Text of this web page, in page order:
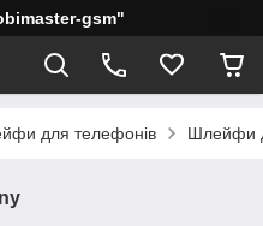
gsm"
для телефонів Шлейфи